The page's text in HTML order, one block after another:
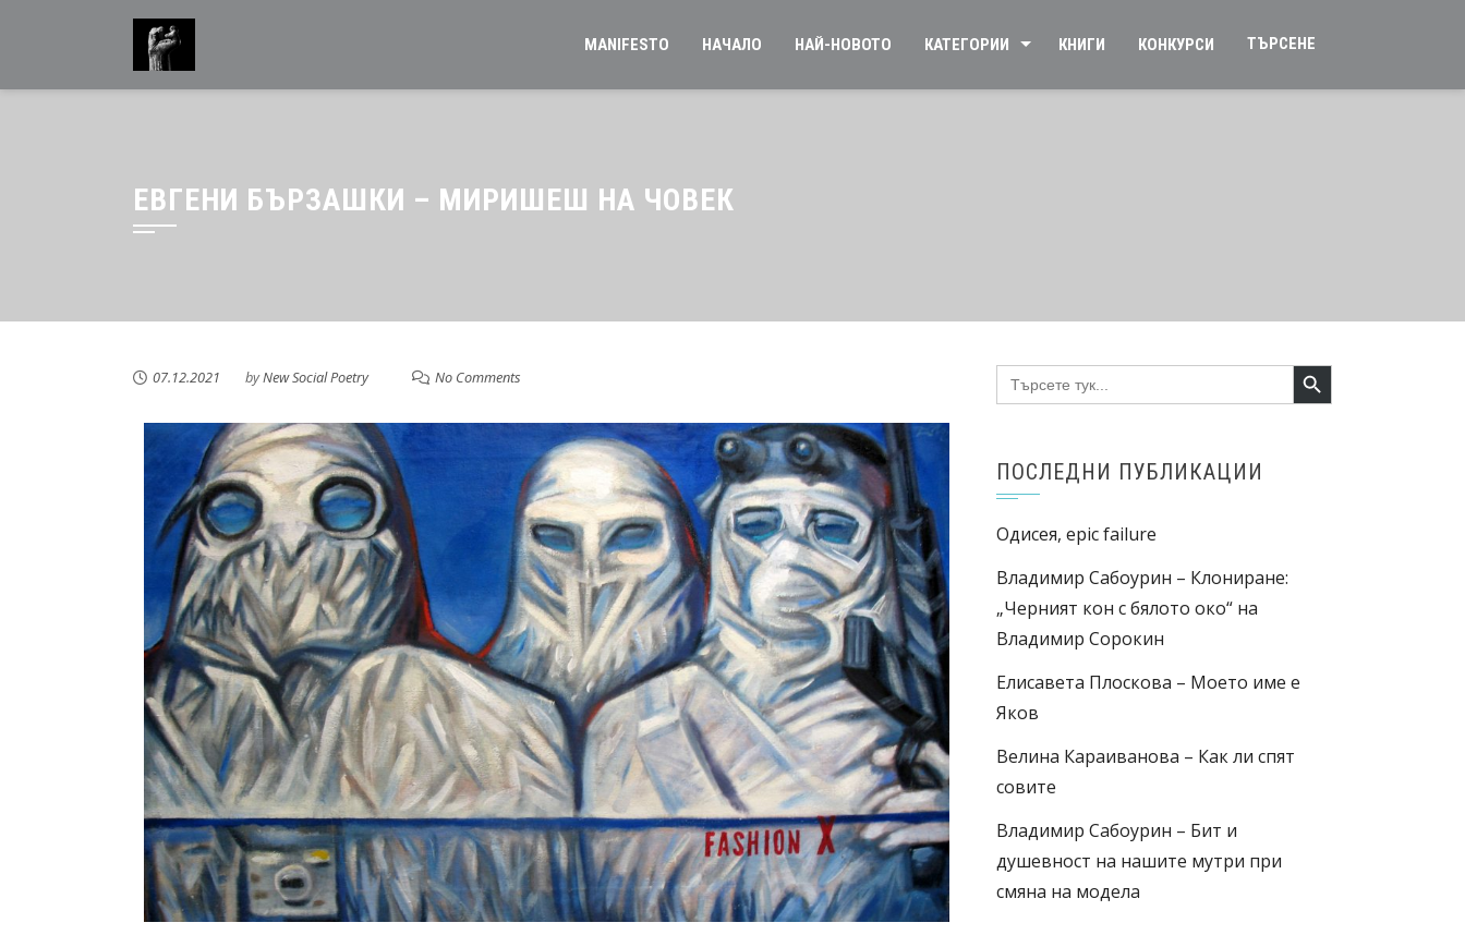
MANIFESTO НАЧАЛО НАЙ-НОВОТО КАТЕГОРИИ КНИГИ КОНКУРСИ ТЪРСЕНЕ
ЕВГЕНИ БЪРЗАШКИ – МИРИШЕШ НА ЧОВЕК
07.12.2021 byNew Social Poetry No Comments Search
for:
Search Button
ПОСЛЕДНИ ПУБЛИКАЦИИ
Одисея, epic failure
Владимир Сабоурин – Клониране:
„Черният кон с бялото око“ на
Владимир Сорокин
Елисавета Плоскова – Моето име е
Яков
Велина Караиванова – Как ли спят
совите
Владимир Сабоурин – Бит и
душевност на нашите мутри при
смяна на модела